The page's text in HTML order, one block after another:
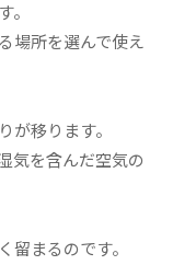
場所を選んで使え
が移ります。
気を含んだ空気の
留まるのです。